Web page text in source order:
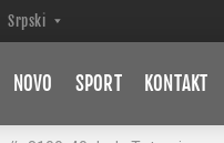
NOVO SPORT KONTAKT